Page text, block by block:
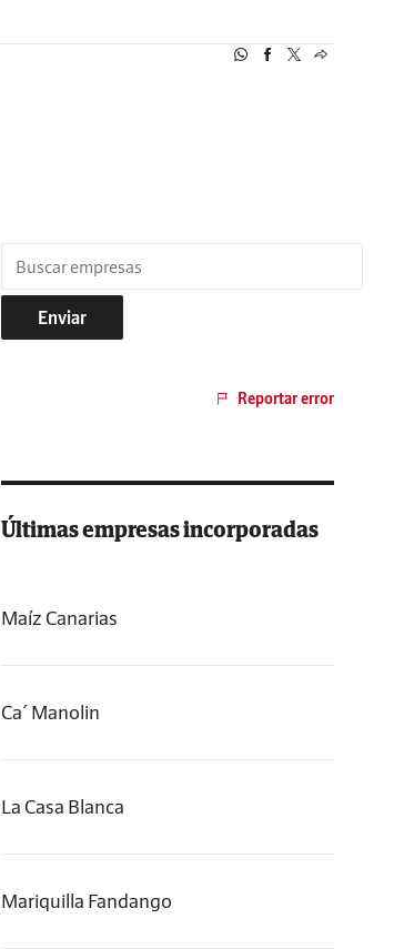
Enviar
Reportar error
Últimas empresas incorporadas
Maíz Canarias
Ca´ Manolin
La Casa Blanca
Mariquilla Fandango